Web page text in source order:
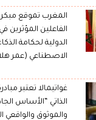
المغرب تموقع
الفاعلين المؤثرين
الدولية لحكامة
الاصطناعي (عمر
غواتيمالا تعتبر
الذاتي “الأساس
والموثوق والواقعي